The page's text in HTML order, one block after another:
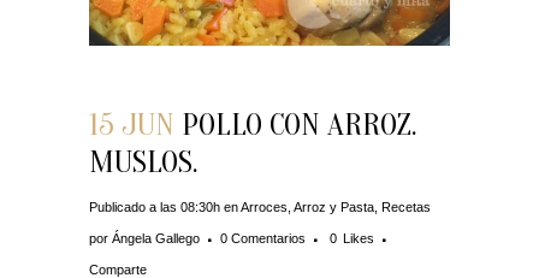
15 JUN POLLO CON ARROZ.
MUSLOS.
Publicado a las 08:30h enArroces Arroz y Pasta Recetas
por Ángela Gallego 0 Comentarios 0 Likes
Comparte